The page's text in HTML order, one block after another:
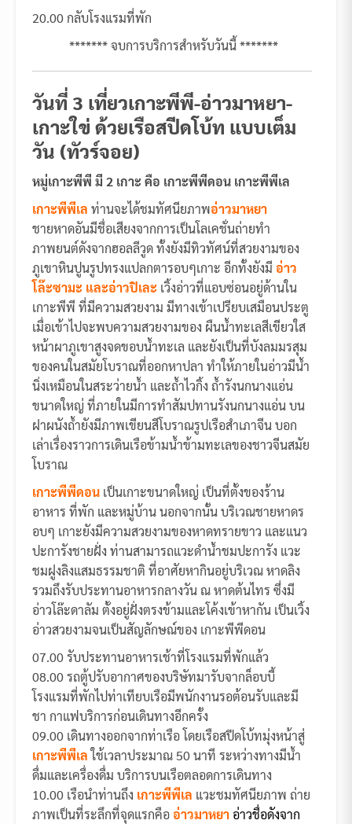
20.00 กลับโรงแรมที่พัก
******* จบการบริการสำหรับวันนี้ *******
วันที่ 3 เที่ยวเกาะพีพี-อ่าวมาหยา-
เกาะใข่ ด้วยเรือสปีดโบ้ท แบบเต็ม
วัน (ทัวร์จอย)
หมู่เกาะพีพี มี 2 เกาะ คือ เกาะพีพีดอน เกาะพีพีเล
เกาะพีพีเล ท่านจะได้ชมทัศนียภาพอ่าวมาหยา
ชายหาดอันมีชื่อเสียงจากการเป็นโลเคชั่นถ่ายทำ
ภาพยนต์ดังจากฮอลลีวูด ทั้งยังมีทิวทัศน์ที่สวยงามของ
ภูเขาหินปูนรูปทรงแปลกตารอบๆเกาะ อีกทั้งยังมี อ่าว
โล๊ะซามะ และอ่าวปิเละ เวิ้งอ่าวที่แอบซ่อนอยู่ด้านใน
เกาะพีพี ที่มีความสวยงาม มีทางเข้าเปรียบเสมือนประตู
เมื่อเข้าไปจะพบความสวยงามของ ผืนน้ำทะเลสีเขียวใส
หน้าผาภูเขาสูงจดขอบน้ำทะเล และยังเป็นที่บังลมมรสุม
ของคนในสมัยโบราณที่ออกหาปลา ทำให้ภายในอ่าวมีน้ำ
นิ่งเหมือนในสระว่ายน้ำ และถ้ำไวกิ้ง ถ้ำรังนกนางแอ่น
ขนาดใหญ่ ที่ภายในมีการทำสัมปทานรังนกนางแอ่น บน
ฝาผนังถ้ำยังมีภาพเขียนสีโบราณรูปเรือสำเภาจีน บอก
เล่าเรื่องราวการเดินเรือข้ามน้ำข้ามทะเลของชาวจีนสมัย
โบราณ
เกาะพีพีดอน เป็นเกาะขนาดใหญ่ เป็นที่ตั้งของร้าน
อาหาร ที่พัก และหมู่บ้าน นอกจากนั้น บริเวณชายหาดร
อบๆ เกาะยังมีความสวยงามของหาดทรายขาว และแนว
ปะการังชายฝั่ง ท่านสามารถแวะดำน้ำชมปะการัง แวะ
ชมฝูงลิงแสมธรรมชาติ ที่อาศัยหากินอยู่บริเวณ หาดลิง
รวมถึงรับประทานอาหารกลางวัน ณ หาดต้นไทร ซึ่งมี
อ่าวโล๊ะดาลัม ตั้งอยู่ฝั่งตรงข้ามและโค้งเข้าหากัน เป็นเวิ้ง
อ่าวสวยงามจนเป็นสัญลักษณ์ของ เกาะพีพีดอน
07.00 รับประทานอาหารเช้าที่โรงแรมที่พักแล้ว
08.00 รถตู้ปรับอากาศของบริษัทมารับจากล็อบบี้
โรงแรมที่พักไปท่าเทียบเรือมีพนักงานรอต้อนรับและมี
ชา กาแฟบริการก่อนเดินทางอีกครั้ง
09.00 เดินทางออกจากท่าเรือ โดยเรือสปีดโบ้ทมุ่งหน้าสู่
เกาะพีพีเลใช้เวลาประมาณ 50 นาที ระหว่างทางมีน้ำ
ดื่มและเครื่องดื่ม บริการบนเรือตลอดการเดินทาง
10.00 เรือนำท่านถึง เกาะพีพีเล แวะชมทัศนียภาพ ถ่าย
ภาพเป็นที่ระลึกที่จุดแรกคืออ่าวมาหยาอ่าวชื่อดังจาก